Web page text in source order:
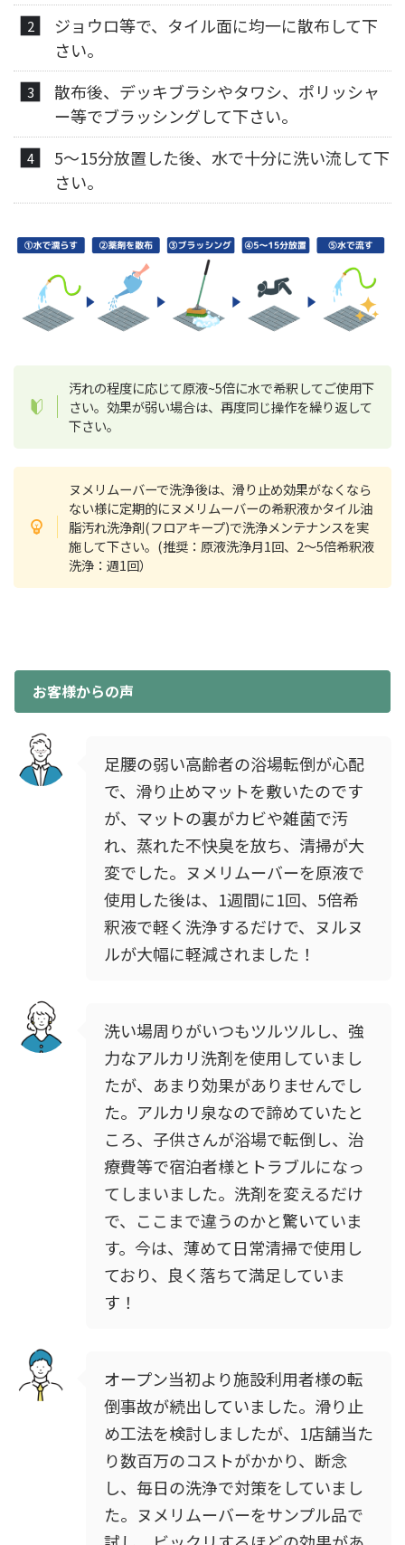
ジョウロ等で、タイル面に均一に散布して下
さい。
散布後、デッキブラシやタワシ、ポリッシャ
ー等でブラッシングして下さい。
5～15分放置した後、水で十分に洗い流して下
さい。
汚れの程度に応じて原液~5倍に水で希釈してご使用下
さい。効果が弱い場合は、再度同じ操作を繰り返して
下さい。
ヌメリムーバーで洗浄後は、滑り止め効果がなくなら
ない様に定期的にヌメリムーバーの希釈液かタイル油
脂汚れ洗浄剤(フロアキープ)で洗浄メンテナンスを実
施して下さい。(推奨：原液洗浄月1回、2～5倍希釈液
洗浄：週1回）
お客様からの声
足腰の弱い高齢者の浴場転倒が心配
で、滑り止めマットを敷いたのです
が、マットの裏がカビや雑菌で汚
れ、蒸れた不快臭を放ち、清掃が大
変でした。ヌメリムーバーを原液で
使用した後は、1週間に1回、5倍希
釈液で軽く洗浄するだけで、ヌルヌ
ルが大幅に軽減されました！
洗い場周りがいつもツルツルし、強
力なアルカリ洗剤を使用していまし
たが、あまり効果がありませんでし
た。アルカリ泉なので諦めていたと
ころ、子供さんが浴場で転倒し、治
療費等で宿泊者様とトラブルになっ
てしまいました。洗剤を変えるだけ
で、ここまで違うのかと驚いていま
す。今は、薄めて日常清掃で使用し
ており、良く落ちて満足していま
す！
オープン当初より施設利用者様の転
倒事故が続出していました。滑り止
め工法を検討しましたが、1店舗当た
り数百万のコストがかかり、断念
し、毎日の洗浄で対策をしていまし
た。ヌメリムーバーをサンプル品で